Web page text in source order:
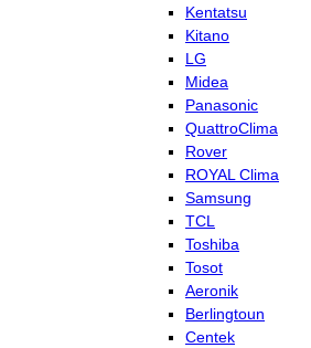
Kentatsu
Kitano
LG
Midea
Panasonic
QuattroClima
Rover
ROYAL Clima
Samsung
TCL
Toshiba
Tosot
Aeronik
Berlingtoun
Centek